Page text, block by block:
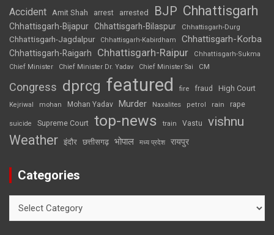
Accident Amit Shah arrest arrested BJP Chhattisgarh
Chhattisgarh-Bijapur Chhattisgarh-Bilaspur Chhattisgarh-Durg
Chhattisgarh-Jagdalpur Chhattisgarh-Kabirdham Chhattisgarh-Korba
Chhattisgarh-Raigarh Chhattisgarh-Raipur
Chhattisgarh-Sukma
Chief Minister
Chief Minister Dr. Yadav Chief Minister Sai CM
Congress dprcg featured fire fraud High Court
Kejriwal mohan Mohan Yadav Murder Naxalites petrol rain rape
suicide Supreme Court top-news train Vastu vishnu
Weather इंदौर छत्तीसगढ़ भोपाल मध्य प्रदेश रायपुर
Categories